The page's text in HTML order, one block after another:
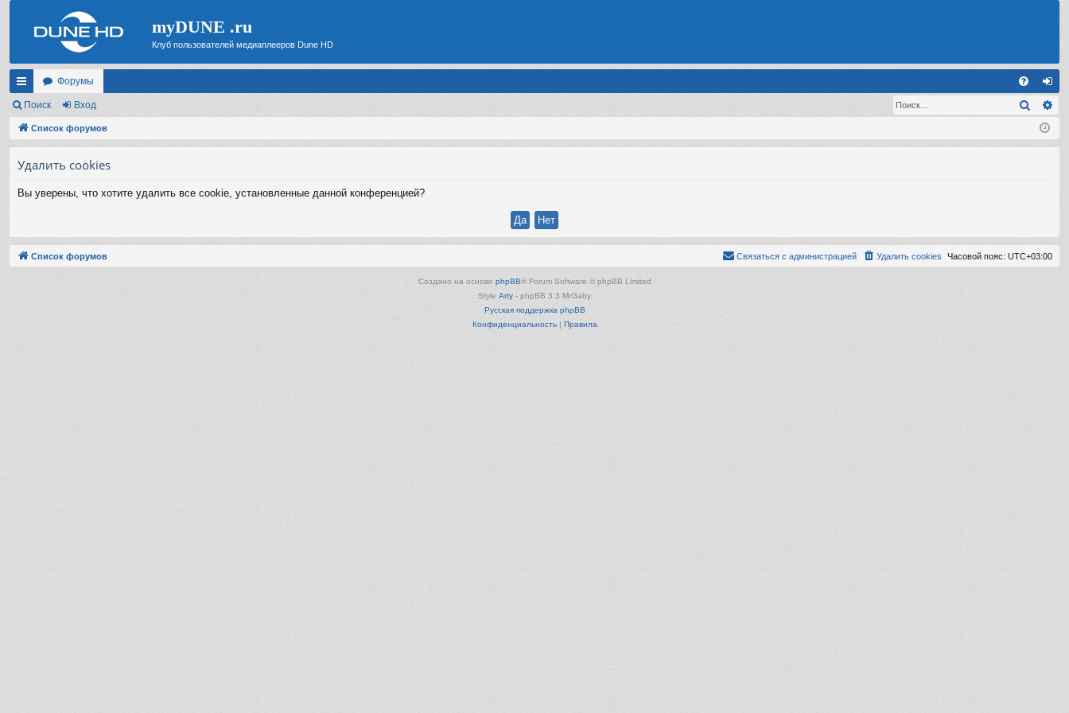
myDUNE .ru
Клуб пользователей медиаплееров Dune HD
с
ы
Форумы
FA хо
д
Поиск Вход Поиск
Список форумов
Удалить cookies
Вы уверены, что хотите удалить все cookie, установленные данной конференцией?
Список форумов Часовой пояс: UTC+03:00
Удалить cookies
Связаться с администрацией
Создано на основе phpBB® Forum Software © phpBB Limited
Style Arty - phpBB 3.3 MrGaby
Русская поддержка phpBB
Конфиденциальность| Правила